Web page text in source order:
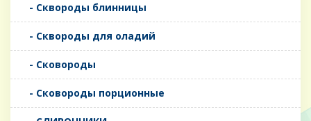
- Сквороды блинницы
- Сквороды для оладий
- Сковороды
- Сковороды порционные